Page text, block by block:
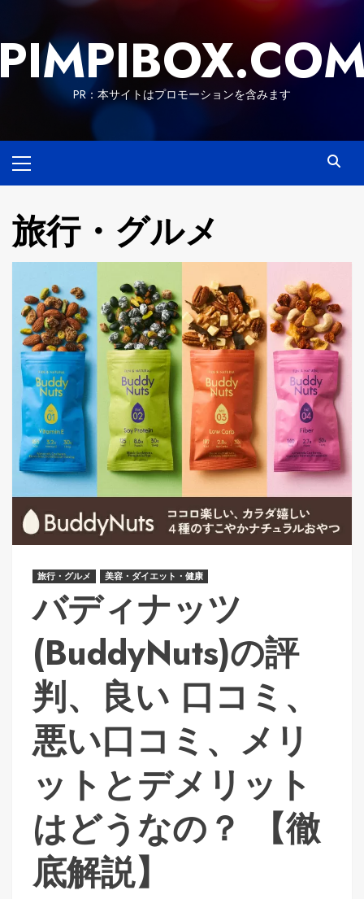
content
PR：本サイトはプロモーションを含みます
Menu
旅行・グルメ
旅行・グルメ 美容・ダイエット・健康
バディナッツ
(BuddyNuts)の評
判、良い 口コミ、
悪い口コミ、メリ
ットとデメリット
はどうなの？ 【徹
底解説】